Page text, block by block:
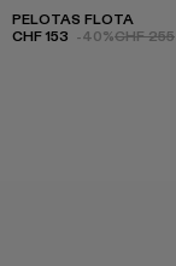
PELOTAS FLOTA
CHF 153 -40%CHF 255